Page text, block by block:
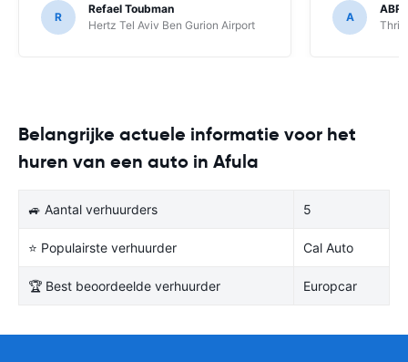
R
Refael Toubman
Hertz Tel Aviv Ben Gurion Airport
A
Belangrijke actuele informatie voor het
huren van een auto in Afula
🚙 Aantal verhuurders 5
⭐ Populairste verhuurder Cal Auto
🏆 Best beoordeelde verhuurder Europcar